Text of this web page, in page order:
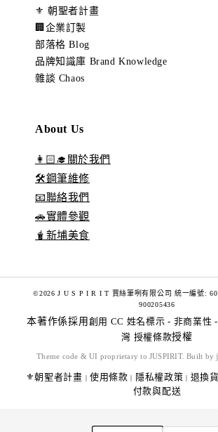
⚜️ 朝聖者計畫
🏢企業訂製
部落格 Blog
品牌知識庫 Brand Knowledge
雜談 Chaos
About Us
👩🏻‍🎓關於我們
🛠️鋼筆維修
📧聯絡我們
🚗實體參觀
🧋新埔美食
©2026 J U S P I R I T 賈絲筆咧有限公司 統一編號:
900205436
本著作係採用 創用 CC 姓名標示 - 非商業性
灣 授權條款授權
Theme code & UI proprietary to JUSPIRIT. Built by
⚜️朝聖者計畫 | 使用條款 | 隱私權政策 | 退換
付款與配送